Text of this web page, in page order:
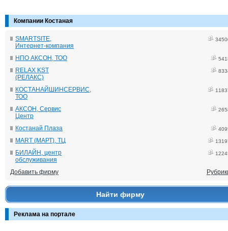
Компании Костаная
SMARTSITE,
Интернет-компания
НПО АКСОН, ТОО
RELAX KST
(РЕЛАКС)
КОСТАНАЙШИНСЕРВИС,
ТОО
АКСОН, Сервис
Центр
Костанай Плаза
MART (МАРТ), ТЦ
БИЛАЙН, центр
обслуживания
Добавить фирму
Найти фирму
Реклама на портале